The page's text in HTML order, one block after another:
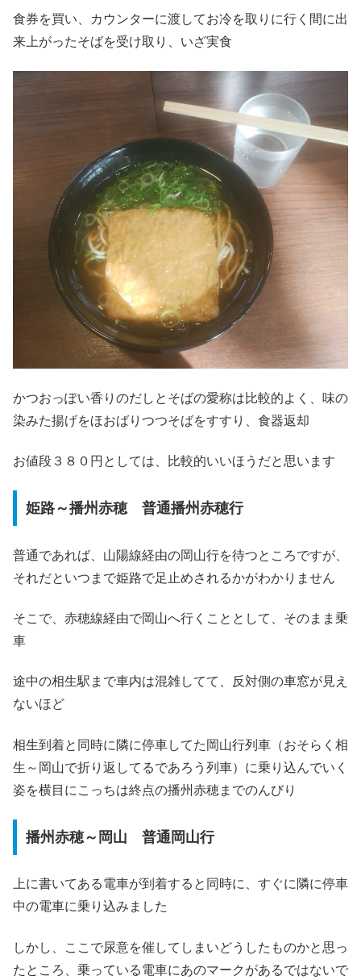
食券を買い、カウンターに渡してお冷を取りに行く間に出
来上がったそばを受け取り、いざ実食
かつおっぽい香りのだしとそばの愛称は比較的よく、味の
染みた揚げをほおばりつつそばをすすり、食器返却
お値段３８０円としては、比較的いいほうだと思います
姫路～播州赤穂 普通播州赤穂行
普通であれば、山陽線経由の岡山行を待つところですが、
それだといつまで姫路で足止めされるかがわかりません
そこで、赤穂線経由で岡山へ行くこととして、そのまま乗
車
途中の相生駅まで車内は混雑してて、反対側の車窓が見え
ないほど
相生到着と同時に隣に停車してた岡山行列車（おそらく相
生～岡山で折り返してるであろう列車）に乗り込んでいく
姿を横目にこっちは終点の播州赤穂までのんびり
播州赤穂～岡山 普通岡山行
上に書いてある電車が到着すると同時に、すぐに隣に停車
中の電車に乗り込みました
しかし、ここで尿意を催してしまいどうしたものかと思っ
たところ、乗っている電車にあのマークがあるではないで